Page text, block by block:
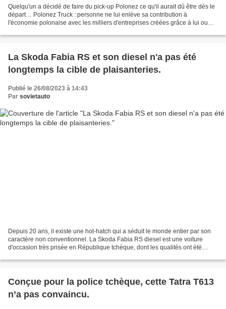
Quelqu'un a décidé de faire du pick-up Polonez ce qu'il aurait dû être dès le
départ… Polonez Truck : personne ne lui enlève sa contribution à
l'économie polonaise avec les milliers d'entreprises créées grâce à lui ou
La Skoda Fabia RS et son diesel n'a pas été
longtemps la cible de plaisanteries.
Publié le 26/08/2023 à 14:43
Par sovietauto
Depuis 20 ans, il existe une hot-hatch qui a séduit le monde entier par son
caractère non conventionnel. La Skoda Fabia RS diesel est une voiture
d'occasion très prisée en République tchèque, dont les qualités ont été
Conçue pour la police tchèque, cette Tatra T613
n’a pas convaincu.